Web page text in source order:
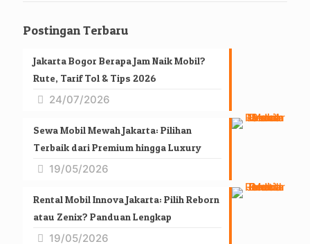
Postingan Terbaru
Jakarta Bogor Berapa Jam Naik Mobil?
Rute, Tarif Tol & Tips 2026
24/07/2026
Sewa Mobil Mewah Jakarta: Pilihan
Terbaik dari Premium hingga Luxury
19/05/2026
Rental Mobil Innova Jakarta: Pilih Reborn
atau Zenix? Panduan Lengkap
19/05/2026